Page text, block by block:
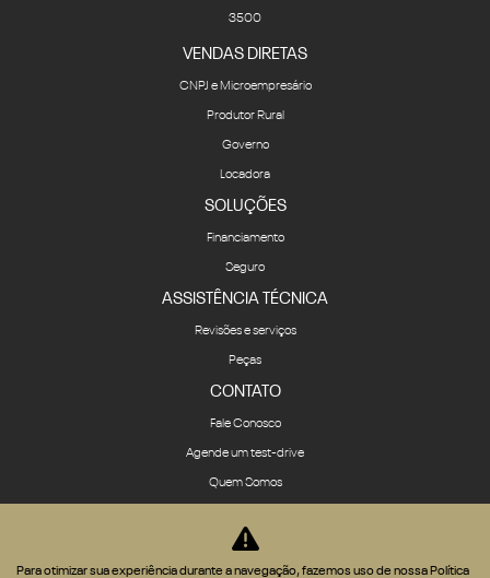
CNPJ e Microempresário
Produtor Rural
Governo
Locadora
SOLUÇÕES
Financiamento
Seguro
ASSISTÊNCIA TÉCNICA
Revisões e serviços
Peças
CONTATO
Fale Conosco
Agende um test-drive
Quem Somos
BLOG
Para otimizar sua experiência durante a navegação, fazemos uso de nossa Política